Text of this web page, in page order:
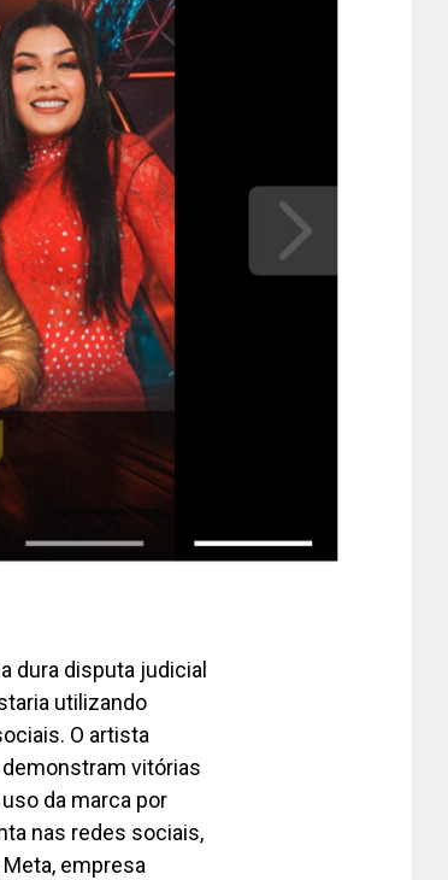
dura disputa judicial
utilizando
O artista
vitórias
da marca por
nas redes sociais,
empresa